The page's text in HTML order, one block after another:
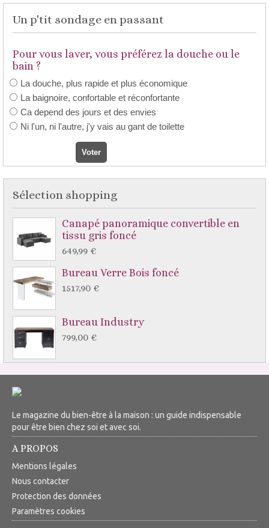
Un p'tit sondage en passant
Pour vous laver, vous préférez la douche ou le
bain ?
La douche, plus rapide et plus économique
La baignoire, confortable et réconfortante
Ca depend des jours et des envies
Ni l'un, ni l'autre, j'y vais au gant de toilette
Sélection shopping
Canapé panoramique convertible en
tissu gris foncé
649,99 €
Bureau Verre Bois foncé
1517,90 €
Bureau Industry
799,00 €
Le magazine du bien-être à la maison : un guide indispensable
pour être bien chez soi et avec soi.
A PROPOS
Mentions légales
Nous contacter
Protection des données
Paramètres cookies